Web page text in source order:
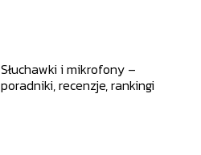
Słuchawki i mikrofony –
poradniki, recenzje, rankingi